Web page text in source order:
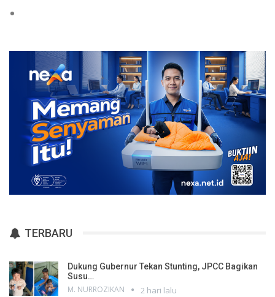
TERBARU
Dukung Gubernur Tekan Stunting, JPCC Bagikan
Susu…
M. NURROZIKAN 2 hari lalu